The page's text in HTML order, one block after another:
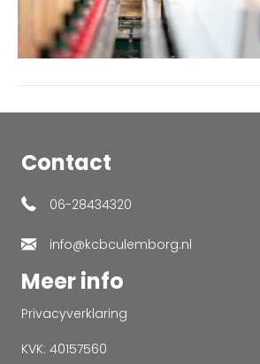
Contact
06-28434320
info@kcbculemborg.nl
Meer info
Privacyverklaring
KVK: 40157560